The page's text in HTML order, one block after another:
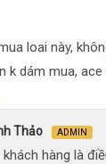
loai này,
k dám mua,
Thảo ADMIN
hàng là